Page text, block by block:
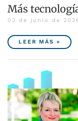
Más
02 de junio de
LEER MÁS »